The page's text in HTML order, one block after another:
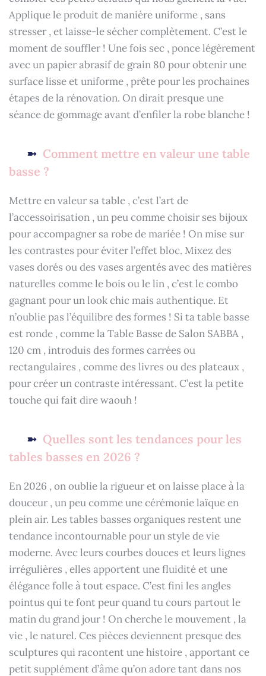
Applique le produit de manière uniforme , sans
stresser , et laisse-le sécher complètement. C’est le
moment de souffler ! Une fois sec , ponce légèrement
avec un papier abrasif de grain 80 pour obtenir une
surface lisse et uniforme , prête pour les prochaines
étapes de la rénovation. On dirait presque une
séance de gommage avant d’enfiler la robe blanche !
Comment mettre en valeur une table
basse ?
Mettre en valeur sa table , c’est l’art de
l’accessoirisation , un peu comme choisir ses bijoux
pour accompagner sa robe de mariée ! On mise sur
les contrastes pour éviter l’effet bloc. Mixez des
vases dorés ou des vases argentés avec des matières
naturelles comme le bois ou le lin , c’est le combo
gagnant pour un look chic mais authentique. Et
n’oublie pas l’équilibre des formes ! Si ta table basse
est ronde , comme la Table Basse de Salon SABBA ,
120 cm , introduis des formes carrées ou
rectangulaires , comme des livres ou des plateaux ,
pour créer un contraste intéressant. C’est la petite
touche qui fait dire waouh !
Quelles sont les tendances pour les
tables basses en 2026 ?
En 2026 , on oublie la rigueur et on laisse place à la
douceur , un peu comme une cérémonie laïque en
plein air. Les tables basses organiques restent une
tendance incontournable pour un style de vie
moderne. Avec leurs courbes douces et leurs lignes
irrégulières , elles apportent une fluidité et une
élégance folle à tout espace. C’est fini les angles
pointus qui te font peur quand tu cours partout le
matin du grand jour ! On cherche le mouvement , la
vie , le naturel. Ces pièces deviennent presque des
sculptures qui racontent une histoire , apportant ce
petit supplément d’âme qu’on adore tant dans nos